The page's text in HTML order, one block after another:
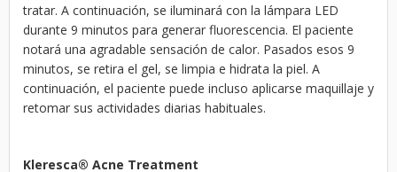
tratar. A continuación, se iluminará con la lámpara LED
durante 9 minutos para generar fluorescencia. El paciente
notará una agradable sensación de calor. Pasados esos 9
minutos, se retira el gel, se limpia e hidrata la piel. A
continuación, el paciente puede incluso aplicarse maquillaje y
retomar sus actividades diarias habituales.
Kleresca® Acne Treatment